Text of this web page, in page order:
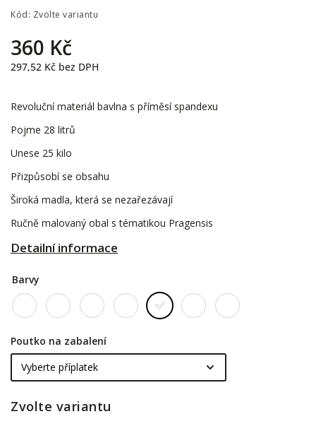
Kód: Zvolte variantu
360 Kč
297,52 Kč bez DPH
Revoluční materiál bavlna s příměsí spandexu
Pojme 28 litrů
Unese 25 kilo
Přizpůsobí se obsahu
Široká madla, která se nezařezávají
Ručně malovaný obal s tématikou Pragensis
Detailní informace
Barvy
Poutko na zabalení
Zvolte variantu